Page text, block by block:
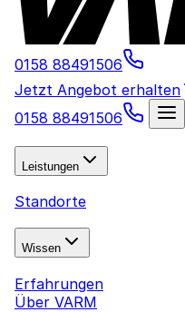
0158 88491506
Jetzt Angebot erhalten
0158 88491506
Leistungen
Standorte
Wissen
Erfahrungen
Über VARM